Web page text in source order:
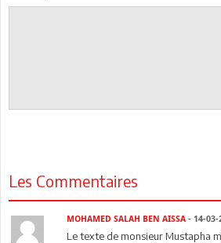
Les Commentaires
MOHAMED SALAH BEN AISSA - 14-03-
Le texte de monsieur Mustapha